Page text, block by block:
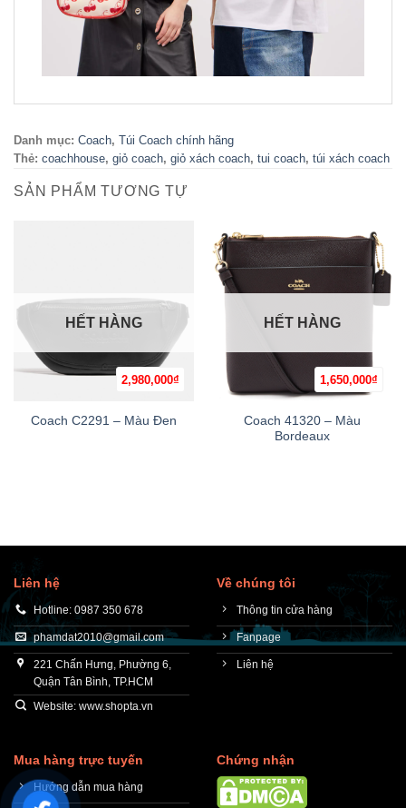
Danh mục: Coach, Túi Coach chính hãng
Thẻ: coachhouse, giỏ coach, giỏ xách coach, tui coach, túi xách coach
SẢN PHẨM TƯƠNG TỰ
2,980,000₫
HẾT HÀNG
Coach C2291 – Màu Đen
1,650,000₫
HẾT HÀNG
Coach 41320 – Màu
Bordeaux
Liên hệ
Hotline: 0987 350 678
phamdat2010@gmail.com
221 Chấn Hưng, Phường 6,
Quận Tân Bình, TP.HCM
Website: www.shopta.vn
Về chúng tôi
Thông tin cửa hàng
Fanpage
Liên hệ
Mua hàng trực tuyến
Hướng dẫn mua hàng
Chứng nhận